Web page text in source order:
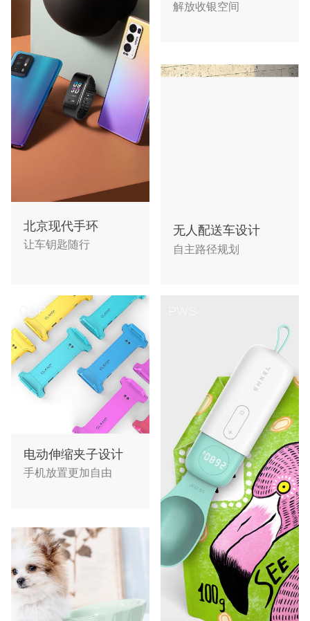
北京现代手环
让车钥匙随行
解放收银空间
无人配送车设计
自主路径规划
电动伸缩夹子设计
手机放置更加自由